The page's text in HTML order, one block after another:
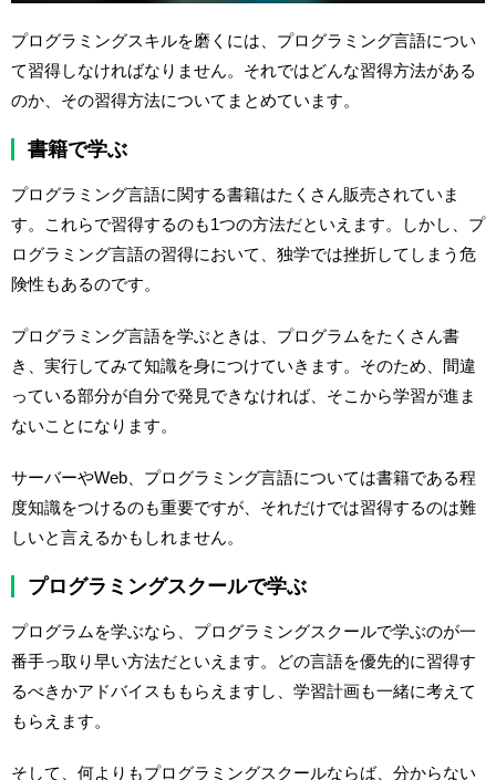
プログラミングスキルを磨くには、プログラミング言語につい
て習得しなければなりません。それではどんな習得方法がある
のか、その習得方法についてまとめています。
書籍で学ぶ
プログラミング言語に関する書籍はたくさん販売されていま
す。これらで習得するのも1つの方法だといえます。しかし、プ
ログラミング言語の習得において、独学では挫折してしまう危
険性もあるのです。
プログラミング言語を学ぶときは、プログラムをたくさん書
き、実行してみて知識を身につけていきます。そのため、間違
っている部分が自分で発見できなければ、そこから学習が進ま
ないことになります。
サーバーやWeb、プログラミング言語については書籍である程
度知識をつけるのも重要ですが、それだけでは習得するのは難
しいと言えるかもしれません。
プログラミングスクールで学ぶ
プログラムを学ぶなら、プログラミングスクールで学ぶのが一
番手っ取り早い方法だといえます。どの言語を優先的に習得す
るべきかアドバイスももらえますし、学習計画も一緒に考えて
もらえます。
そして、何よりもプログラミングスクールならば、分からない